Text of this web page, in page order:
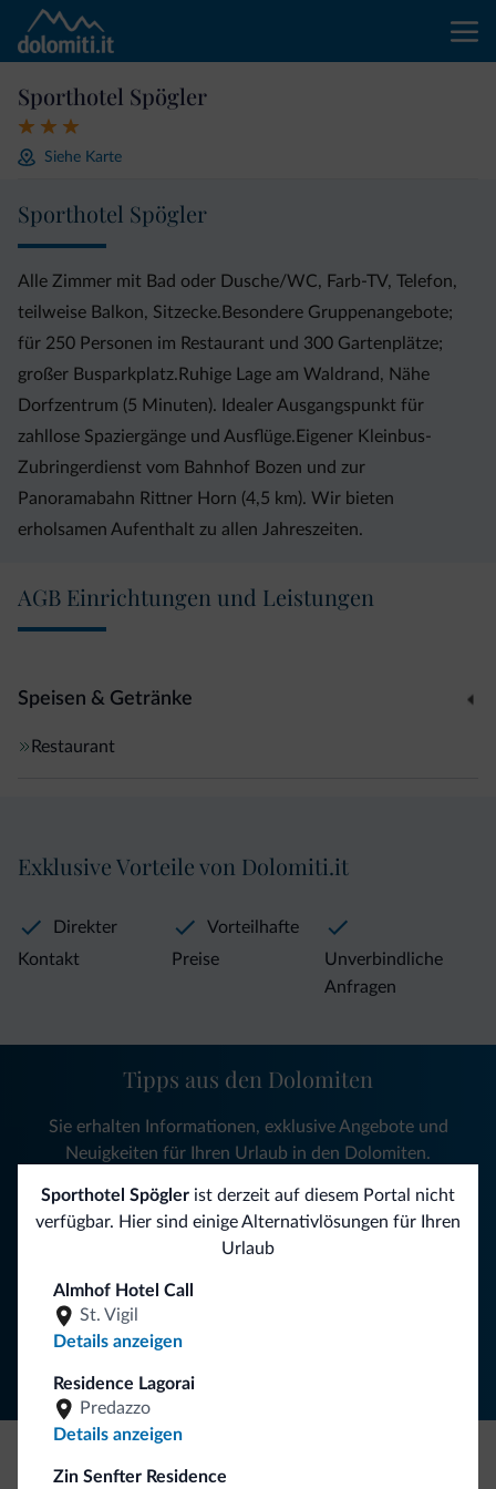
Sporthotel Spögler
Siehe Karte
Sporthotel Spögler
Alle Zimmer mit Bad oder Dusche/WC, Farb-TV, Telefon,
teilweise Balkon, Sitzecke.Besondere Gruppenangebote;
für 250 Personen im Restaurant und 300 Gartenplätze;
großer Busparkplatz.Ruhige Lage am Waldrand, Nähe
Dorfzentrum (5 Minuten). Idealer Ausgangspunkt für
zahllose Spaziergänge und Ausflüge.Eigener Kleinbus-
Zubringerdienst vom Bahnhof Bozen und zur
Panoramabahn Rittner Horn (4,5 km). Wir bieten
erholsamen Aufenthalt zu allen Jahreszeiten.
AGB Einrichtungen und Leistungen
Speisen & Getränke
Restaurant
Sporthotel Spögler ist derzeit auf diesem Portal nicht
verfügbar. Hier sind einige Alternativlösungen für Ihren
Urlaub
Almhof Hotel Call
St. Vigil
Details anzeigen
Residence Lagorai
Predazzo
Details anzeigen
Zin Senfter Residence
Exklusive Vorteile von Dolomiti.it
Direkter
Kontakt
Vorteilhafte
Preise
Unverbindliche
Anfragen
Folgen Sie Dolomiti.it auf
Tipps aus den Dolomiten
Sie erhalten Informationen, exklusive Angebote und
Neuigkeiten für Ihren Urlaub in den Dolomiten.
NEWSLETTER ABONNIEREN